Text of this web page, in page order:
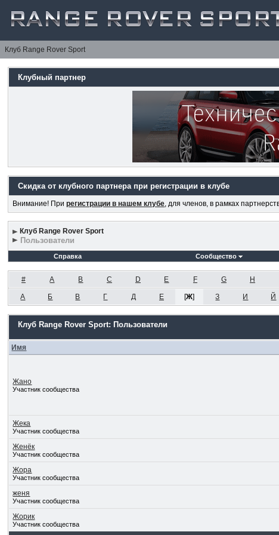
Клуб Range Rover Sport
Клубный партнер
Скидка от клубного партнера при регистрации в клубе
Внимание! Прирегистрации в нашем клубе, для членов, в рамках
Клуб Range Rover Sport
Пользователи
Справка
Сообщество
# A B C D E F G H
А Б В Г Д Е [Ж] З И Й
Клуб Range Rover Sport: Пользователи
Имя
Жано
Участник сообщества
Жека
Участник сообщества
Женёк
Участник сообщества
Жора
Участник сообщества
женя
Участник сообщества
Жорик
Участник сообщества